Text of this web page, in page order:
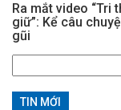
Ra mắt video
giữ”: Kể câu
gũi
kiếm
cho:
TIN MỚI